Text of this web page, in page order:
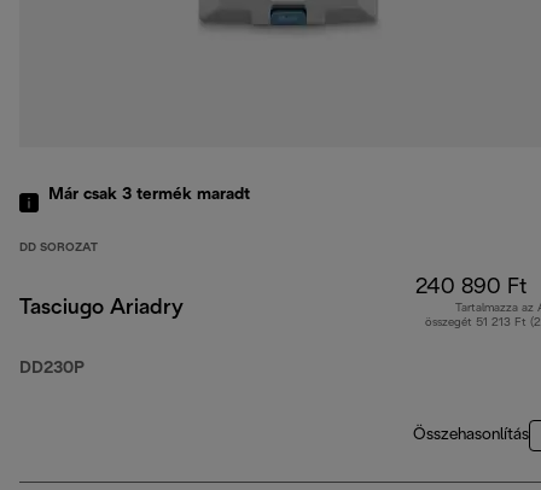
Már csak 3 termék maradt
DD SOROZAT
Tasciugo Ariadry
DD230P
240 890 Ft
Tartalmazza az
összegét 51 213 Ft
Összehasonlítás